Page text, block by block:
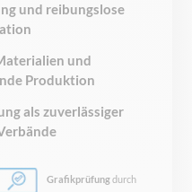
und reibungslose
und
Produktion
als zuverlässiger
Grafikprüfungdurch